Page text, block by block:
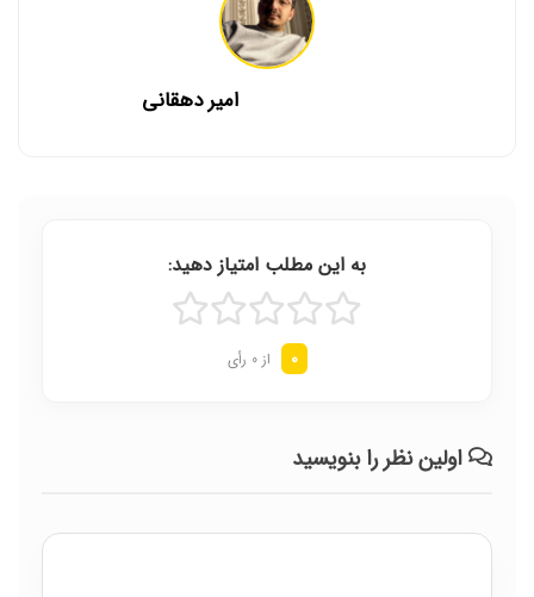
امیر دهقانی
به این مطلب امتیاز دهید:
0 از 0 رأی
اولین نظر را بنویسید